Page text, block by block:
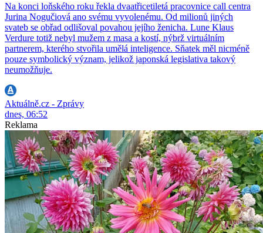
Na konci loňského roku řekla dvaatřicetiletá pracovnice call centra
Jurina Nogučiová ano svému vyvolenému. Od milionů jiných
svateb se obřad odlišoval povahou jejího ženicha. Lune Klaus
Verdure totiž nebyl mužem z masa a kostí, nýbrž virtuálním
partnerem, kterého stvořila umělá inteligence. Sňatek měl nicméně
pouze symbolický význam, jelikož japonská legislativa takový
neumožňuje.
Aktuálně.cz - Zprávy
dnes, 06:52
Reklama